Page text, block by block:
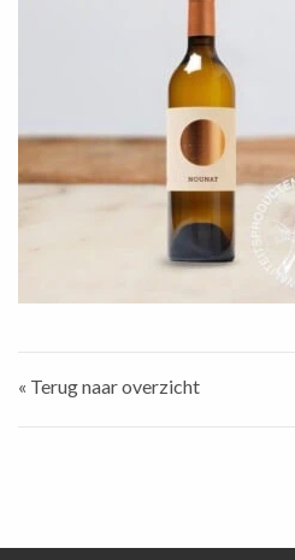
« Terug naar overzicht